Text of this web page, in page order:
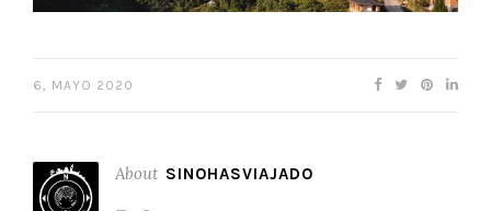
6, MAYO 2020
About SINOHASVIAJADO